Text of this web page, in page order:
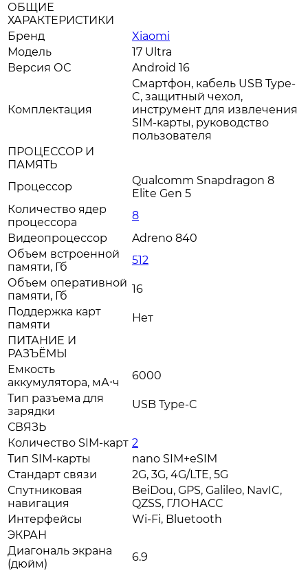
ОБЩИЕ
ХАРАКТЕРИСТИКИ
Бренд
Xiaomi
Модель
17 Ultra
Версия ОС
Android 16
Комплектация
Смартфон, кабель USB Type-
C, защитный чехол,
инструмент для извлечения
SIM-карты, руководство
пользователя
ПРОЦЕССОР И
ПАМЯТЬ
Процессор
Qualcomm Snapdragon 8
Elite Gen 5
Количество ядер
процессора
8
Видеопроцессор
Adreno 840
Объем встроенной
памяти, Гб
512
Объем оперативной
памяти, Гб
16
Поддержка карт
памяти
Нет
ПИТАНИЕ И
РАЗЪЁМЫ
Емкость
аккумулятора, мА⋅ч
6000
Тип разъема для
зарядки
USB Type-C
СВЯЗЬ
Количество SIM-карт 2
Тип SIM-карты
nano SIM+eSIM
Стандарт связи
2G, 3G, 4G/LTE, 5G
Спутниковая
навигация
BeiDou, GPS, Galileo, NavIC,
QZSS, ГЛОНАСС
Интерфейсы
Wi-Fi, Bluetooth
ЭКРАН
Диагональ экрана
(дюйм)
6.9